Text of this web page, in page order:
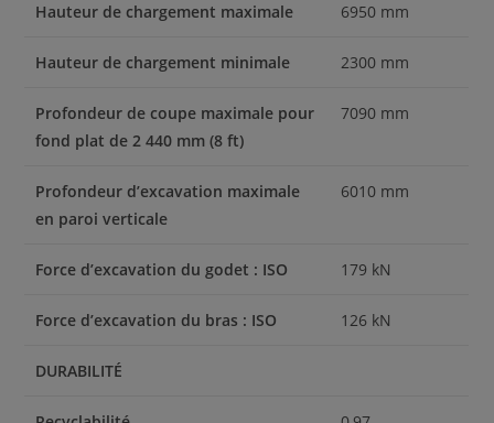
Hauteur de chargement maximale 6950 mm
Hauteur de chargement minimale 2300 mm
Profondeur de coupe maximale pour
fond plat de 2 440 mm (8 ft)
7090 mm
Profondeur d’excavation maximale
en paroi verticale
6010 mm
Force d’excavation du godet : ISO 179 kN
Force d’excavation du bras : ISO 126 kN
DURABILITÉ